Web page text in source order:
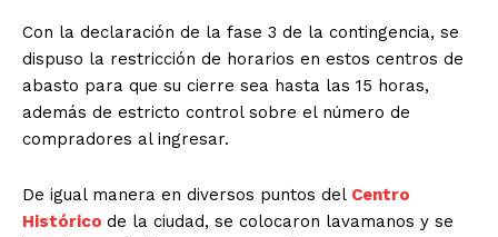
Con la declaración de la fase 3 de la contingencia, se
dispuso la restricción de horarios en estos centros de
abasto para que su cierre sea hasta las 15 horas,
además de estricto control sobre el número de
compradores al ingresar.
De igual manera en diversos puntos del Centro
Histórico de la ciudad, se colocaron lavamanos y se